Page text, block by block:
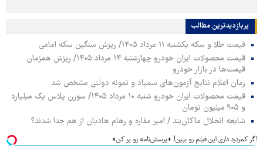
پربازدیدترین‌ مطالب
قیمت طلا و سکه یکشنبه ۱۱ مرداد ۱۴۰۵/ ریزش سنگین سکه امامی
قیمت محصولات ایران خودرو چهارشنبه ۱۴ مرداد ۱۴۰۵/ ریزش همزمان
قیمت‌ها در بازار خودرو
زمان اعلام نتایج آزمون‌های سمپاد و نمونه دولتی مشخص شد
قیمت محصولات ایران خودرو شنبه ۱۰ مرداد ۱۴۰۵/ سورن پلاس یک میلیارد
و ۹۰۵ میلیون تومان
شایعه انحلال ماکان‌بند / امیر مقاره و رهام هادیان از هم جدا شدند؟
اگر کمردرد داری این فیلم رو ببین! ◗پرسش‌نامه رو پر کن◖